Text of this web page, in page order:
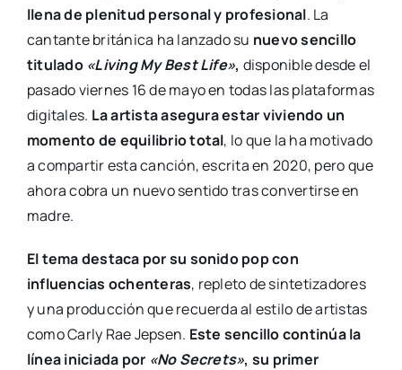
llena de plenitud personal y profesional. La
cantante británica ha lanzado su nuevo sencillo
titulado «Living My Best Life», disponible desde el
pasado viernes 16 de mayo en todas las plataformas
digitales. La artista asegura estar viviendo un
momento de equilibrio total, lo que la ha motivado
a compartir esta canción, escrita en 2020, pero que
ahora cobra un nuevo sentido tras convertirse en
madre.
El tema destaca por su sonido pop con
influencias ochenteras, repleto de sintetizadores
y una producción que recuerda al estilo de artistas
como Carly Rae Jepsen. Este sencillo continúa la
línea iniciada por «No Secrets», su primer